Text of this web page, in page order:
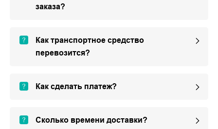
заказа?
Как транспортное средство
перевозится?
Как сделать платеж?
Сколько времени доставки?